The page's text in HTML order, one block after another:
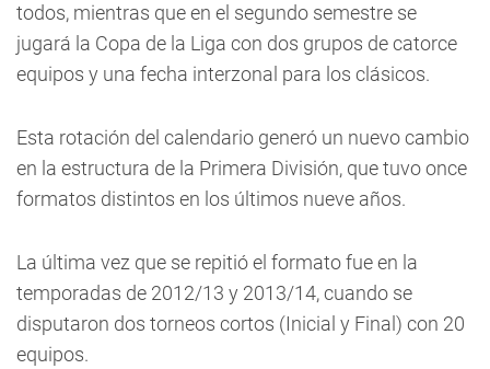
todos, mientras que en el segundo semestre se
jugará la Copa de la Liga con dos grupos de catorce
equipos y una fecha interzonal para los clásicos.
Esta rotación del calendario generó un nuevo cambio
en la estructura de la Primera División, que tuvo once
formatos distintos en los últimos nueve años.
La última vez que se repitió el formato fue en la
temporadas de 2012/13 y 2013/14, cuando se
disputaron dos torneos cortos (Inicial y Final) con 20
equipos.